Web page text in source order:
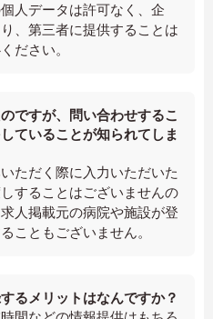
人データは許可なく、企
、第三者に提供することは
ださい。
ですが、問い合わせするこ
ていることが知られてしま
ただく際に入力いただいた
することはございませんの
人掲載元の病院や施設が登
こともございません。
るメリットはなんですか？